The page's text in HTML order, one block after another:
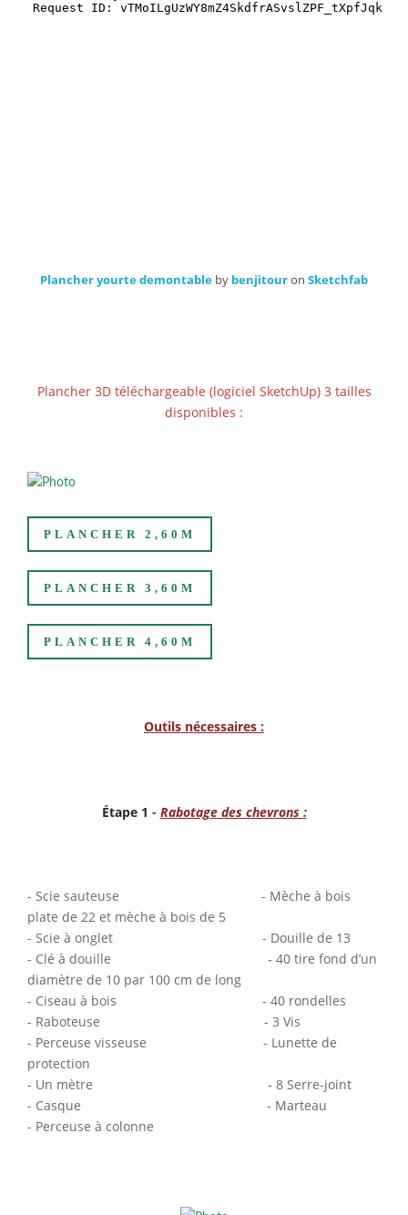
Plancher yourte demontable by benjitouron Sketchfab
Plancher 3D téléchargeable (logiciel SketchUp) 3 tailles
disponibles :
PLANCHER 2,60M
PLANCHER 3,60M
PLANCHER 4,60M
Outils nécessaires :
Étape 1 - Rabotage des chevrons :
- Scie sauteuse - Mèche à bois
plate de 22 et mèche à bois de 5
- Scie à onglet - Douille de 13
- Clé à douille - 40 tire fond d’un
diamètre de 10 par 100 cm de long
- Ciseau à bois - 40 rondelles
- Raboteuse - 3 Vis
- Perceuse visseuse - Lunette de
protection
- Un mètre - 8 Serre-joint
- Casque - Marteau
- Perceuse à colonne